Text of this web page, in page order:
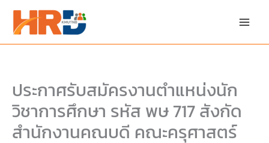
content
ประกาศรับสมัครงานตำแหน่งนัก
วิชาการศึกษา รหัส พษ 717 สังกัด
สำนักงานคณบดี คณะครุศาสตร์
PDF